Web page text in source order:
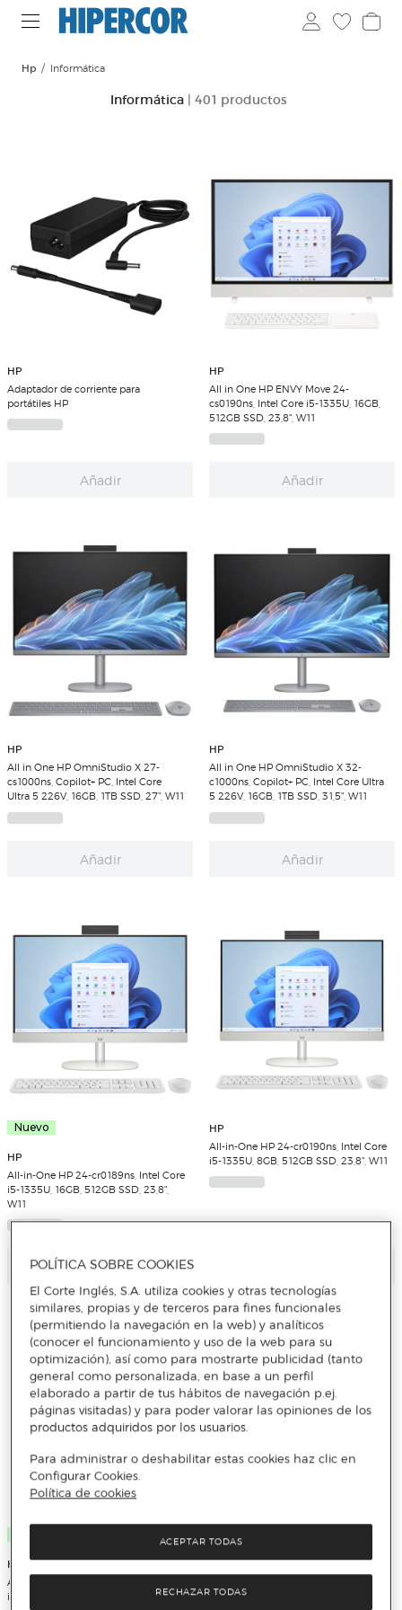
Hp Informática
Informática | 401 productos
HP
Adaptador de corriente para
portátiles HP
Añadir
HP
All in One HP ENVY Move 24-
cs0190ns, Intel Core i5-1335U, 16GB,
512GB SSD, 23,8", W11
Añadir
HP
All in One HP OmniStudio X 27-
cs1000ns, Copilot+ PC, Intel Core
Ultra 5 226V, 16GB, 1TB SSD, 27", W11
Añadir
HP
All in One HP OmniStudio X 32-
c1000ns, Copilot+ PC, Intel Core Ultra
5 226V, 16GB, 1TB SSD, 31,5", W11
Añadir
Nuevo
HP
All-in-One HP 24-cr0189ns, Intel Core
i5-1335U, 16GB, 512GB SSD, 23,8",
W11
Añadir
HP
All-in-One HP 24-cr0190ns, Intel Core
i5-1335U, 8GB, 512GB SSD, 23,8", W11
HP
All-in-One HP 27-cr0133ns, Intel Core
i5-1335U, 16GB, 1TB SSD, 27", W11
HP
i5-1335U, 16GB, 512GB SSD, 27", W11
POLÍTICA SOBRE COOKIES
El Corte Inglés, S.A. utiliza cookies y otras tecnologías
similares, propias y de terceros para fines funcionales
(permitiendo la navegación en la web) y analíticos
(conocer el funcionamiento y uso de la web para su
optimización), así como para mostrarte publicidad (tanto
general como personalizada, en base a un perfil
elaborado a partir de tus hábitos de navegación p.ej.
páginas visitadas) y para poder valorar las opiniones de los
productos adquiridos por los usuarios.
Para administrar o deshabilitar estas cookies haz clic en
Configurar Cookies.
Política de cookies
RECHAZAR TODAS
ACEPTAR TODAS